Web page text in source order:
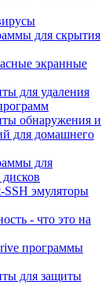
для скрытия
экранные
для удаления
обнаружения и
для домашнего
для
эмуляторы
- что это на
программы
для защиты